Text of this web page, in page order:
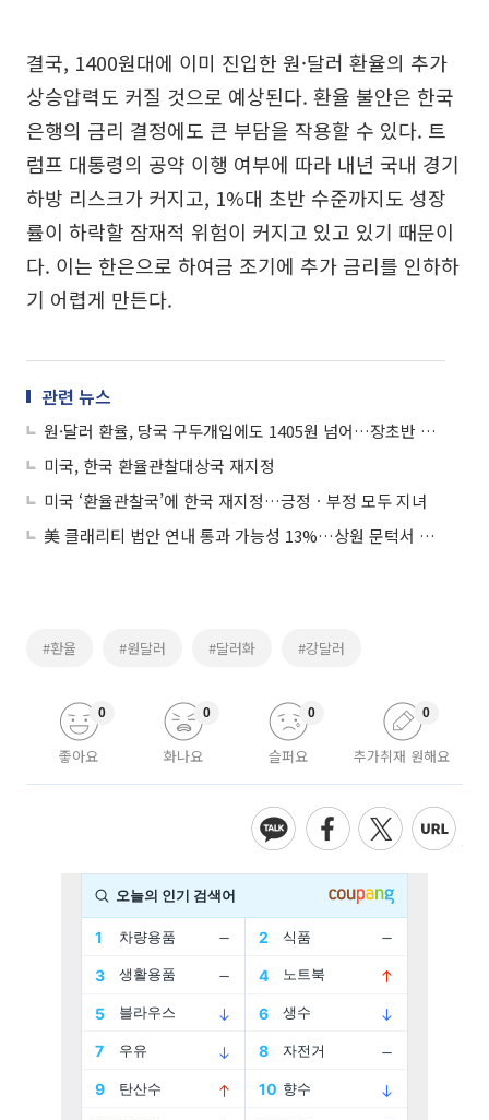
결국, 1400원대에 이미 진입한 원·달러 환율의 추가
상승압력도 커질 것으로 예상된다. 환율 불안은 한국
은행의 금리 결정에도 큰 부담을 작용할 수 있다. 트
럼프 대통령의 공약 이행 여부에 따라 내년 국내 경기
하방 리스크가 커지고, 1%대 초반 수준까지도 성장
률이 하락할 잠재적 위험이 커지고 있고 있기 때문이
다. 이는 한은으로 하여금 조기에 추가 금리를 인하하
기 어렵게 만든다.
관련 뉴스
원·달러 환율, 당국 구두개입에도 1405원 넘어…장초반 고점 1407.8원
미국, 한국 환율관찰대상국 재지정
미국 ‘환율관찰국’에 한국 재지정…긍정ㆍ부정 모두 지녀
美 클래리티 법안 연내 통과 가능성 13%…상원 문턱서 제동
#환율 #원달러 #달러화 #강달러
좋아요
0
화나요
0
슬퍼요
0
추가취재 원해요
0